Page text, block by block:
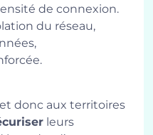
de connexion.
du réseau,
donc aux territoires
leurs